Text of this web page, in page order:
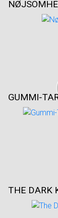
GUMMI-
THE DARK